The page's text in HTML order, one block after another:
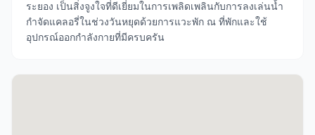
ระยอง เป็นสิ่งจูงใจที่ดีเยี่ยมในการเพลิดเพลินกับการลงเล่นน้ำ
กำจัดแคลอรี่ในช่วงวันหยุดด้วยการแวะพัก ณ ที่พักและใช้
อุปกรณ์ออกกำลังกายที่มีครบครัน